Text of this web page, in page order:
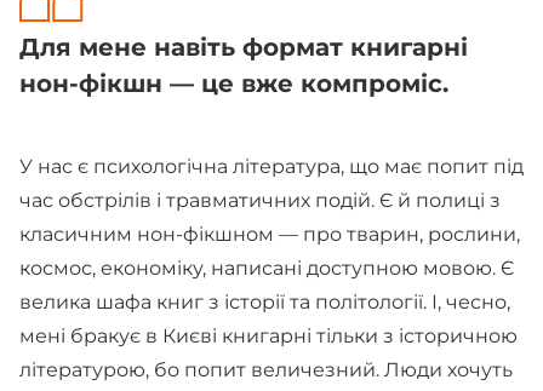
Для мене навіть формат книгарні
нон-фікшн — це вже компроміс.
У нас є психологічна література, що має попит під
час обстрілів і травматичних подій. Є й полиці з
класичним нон-фікшном — про тварин, рослини,
космос, економіку, написані доступною мовою. Є
велика шафа книг з історії та політології. І, чесно,
мені бракує в Києві книгарні тільки з історичною
літературою, бо попит величезний. Люди хочуть